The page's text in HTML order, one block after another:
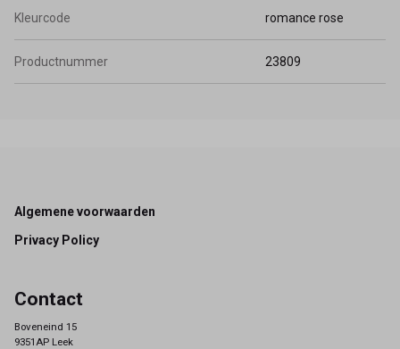
Kleurcode romance rose
Productnummer 23809
Footer
Algemene voorwaarden
Privacy Policy
Contact
Boveneind 15
9351AP Leek